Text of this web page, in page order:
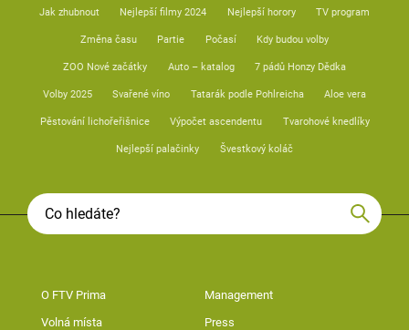
Jak zhubnout Nejlepší filmy 2024 Nejlepší horory TV program
Změna času Partie Počasí Kdy budou volby
ZOO Nové začátky Auto – katalog 7 pádů Honzy Dědka
Volby 2025 Svařené víno Tatarák podle Pohlreicha Aloe vera
Pěstování lichořeřišnice Výpočet ascendentu Tvarohové knedlíky
Nejlepší palačinky Švestkový koláč
O FTV Prima Management
Volná místa Press